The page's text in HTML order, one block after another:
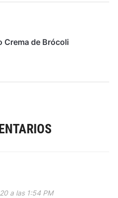
Crema de Brócoli
a las 1:54 PM